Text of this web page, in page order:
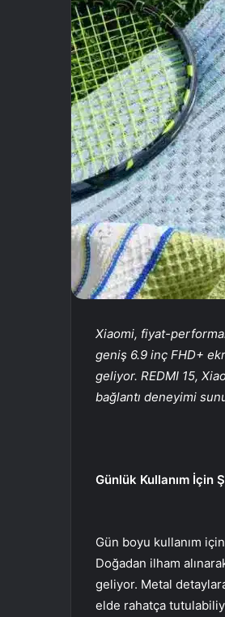
Xiaomi, fiyat-
geniş 6.9 inç FHD+
geliyor. REDMI 15,
bağlantı deneyimi
Günlük Kullanım İçin
Gün boyu kullanım
Doğadan ilham
geliyor. Metal
elde rahatça